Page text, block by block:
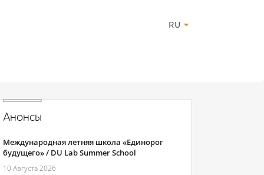
RU
Анонсы
Международная летняя школа «Единорог
будущего» / DU Lab Summer School
10 Августа 2026